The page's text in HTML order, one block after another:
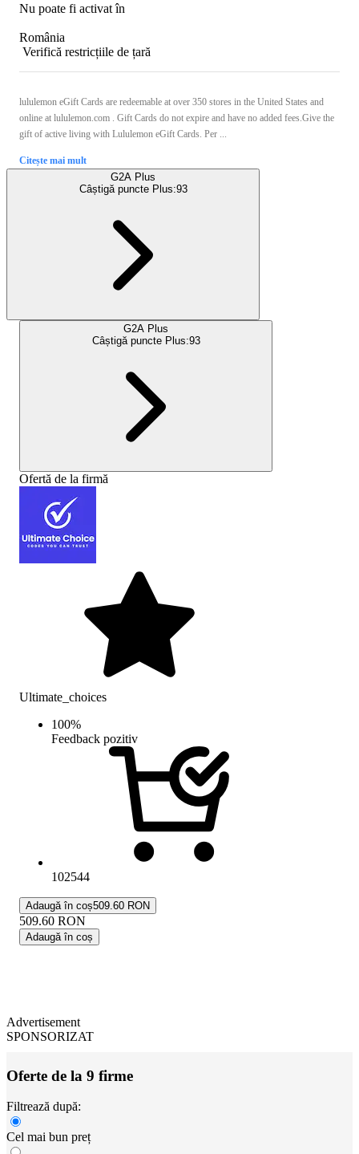
Nu poate fi activat în
România
Verifică restricțiile de țară
lululemon eGift Cards are redeemable at over 350 stores in the United States and
online at lululemon.com . Gift Cards do not expire and have no added fees.Give the
gift of active living with Lululemon eGift Cards. Per ...
Citește mai mult
G2A Plus
Câștigă puncte Plus:93
G2A Plus
Câștigă puncte Plus:93
Ofertă de la firmă
Ultimate_choices
100%
Feedback pozitiv
102544
Adaugă în coș509.60 RON
509.60 RON
Adaugă în coș
Advertisement
SPONSORIZAT
Oferte de la 9 firme
Filtrează după:
Cel mai bun preț